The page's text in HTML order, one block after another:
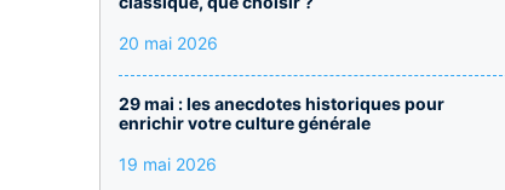
20 mai 2026
29 mai : les anecdotes historiques pour
enrichir votre culture générale
19 mai 2026